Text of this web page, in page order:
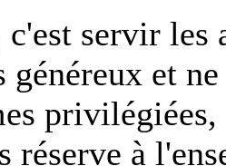
servir les
généreux et
réserve à